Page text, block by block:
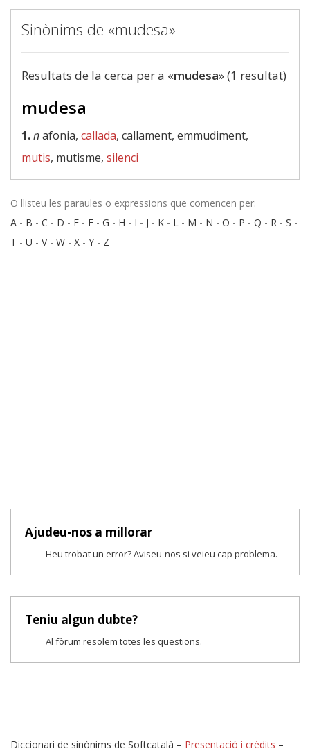
Sinònims de «mudesa»
Resultats de la cerca per a «mudesa» (1 resultat)
mudesa
1.nafonia, callada, callament, emmudiment,
mutis, mutisme, silenci
O llisteu les paraules o expressions que comencen per:
A - B - C - D - E - F - G - H - I - J - K - L - M - N - O - P - Q - R - S -
T - U - V- W - X - Y - Z
Ajudeu-nos a millorar
Heu trobat un error? Aviseu-nos si veieu cap problema.
Teniu algun dubte?
Al fòrum resolem totes les qüestions.
Diccionari de sinònims de Softcatalà – Presentació i crèdits –